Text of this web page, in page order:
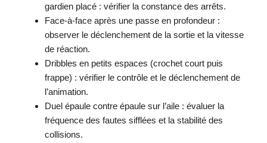
gardien placé : vérifier la constance des arrêts.
Face-à-face après une passe en profondeur :
observer le déclenchement de la sortie et la vitesse
de réaction.
Dribbles en petits espaces (crochet court puis
frappe) : vérifier le contrôle et le déclenchement de
l’animation.
Duel épaule contre épaule sur l’aile : évaluer la
fréquence des fautes sifflées et la stabilité des
collisions.